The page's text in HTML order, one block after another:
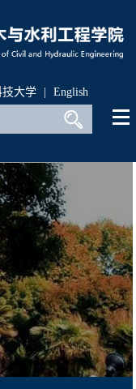
大学 | English